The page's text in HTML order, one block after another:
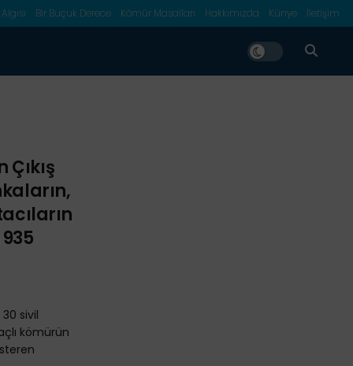
Bir Buçuk Derece Kömür Masalları Hakkımızda Künye İletişim
sivil
kömürün